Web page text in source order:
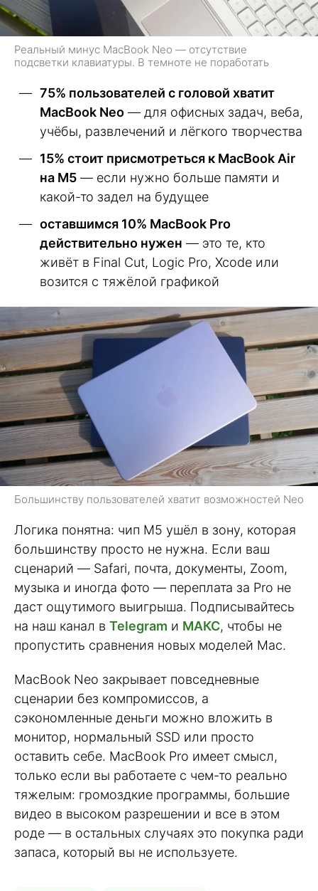
Реальный минус MacBook Neo — отсутствие
подсветки клавиатуры. В темноте не поработать
75% пользователей с головой хватит
MacBook Neo — для офисных задач, веба,
учёбы, развлечений и лёгкого творчества
15% стоит присмотреться к MacBook Air
на M5 — если нужно больше памяти и
какой-то задел на будущее
оставшимся 10% MacBook Pro
действительно нужен — это те, кто
живёт в Final Cut, Logic Pro, Xcode или
возится с тяжёлой графикой
Большинству пользователей хватит возможностей Neo
Логика понятна: чип M5 ушёл в зону, которая
большинству просто не нужна. Если ваш
сценарий — Safari, почта, документы, Zoom,
музыка и иногда фото — переплата за Pro не
даст ощутимого выигрыша. Подписывайтесь
на наш канал в Telegram и МАКС, чтобы не
пропустить сравнения новых моделей Mac.
MacBook Neo закрывает повседневные
сценарии без компромиссов, а
сэкономленные деньги можно вложить в
монитор, нормальный SSD или просто
оставить себе. MacBook Pro имеет смысл,
только если вы работаете с чем-то реально
тяжелым: громоздкие программы, большие
видео в высоком разрешении и все в этом
роде — в остальных случаях это покупка ради
запаса, который вы не используете.